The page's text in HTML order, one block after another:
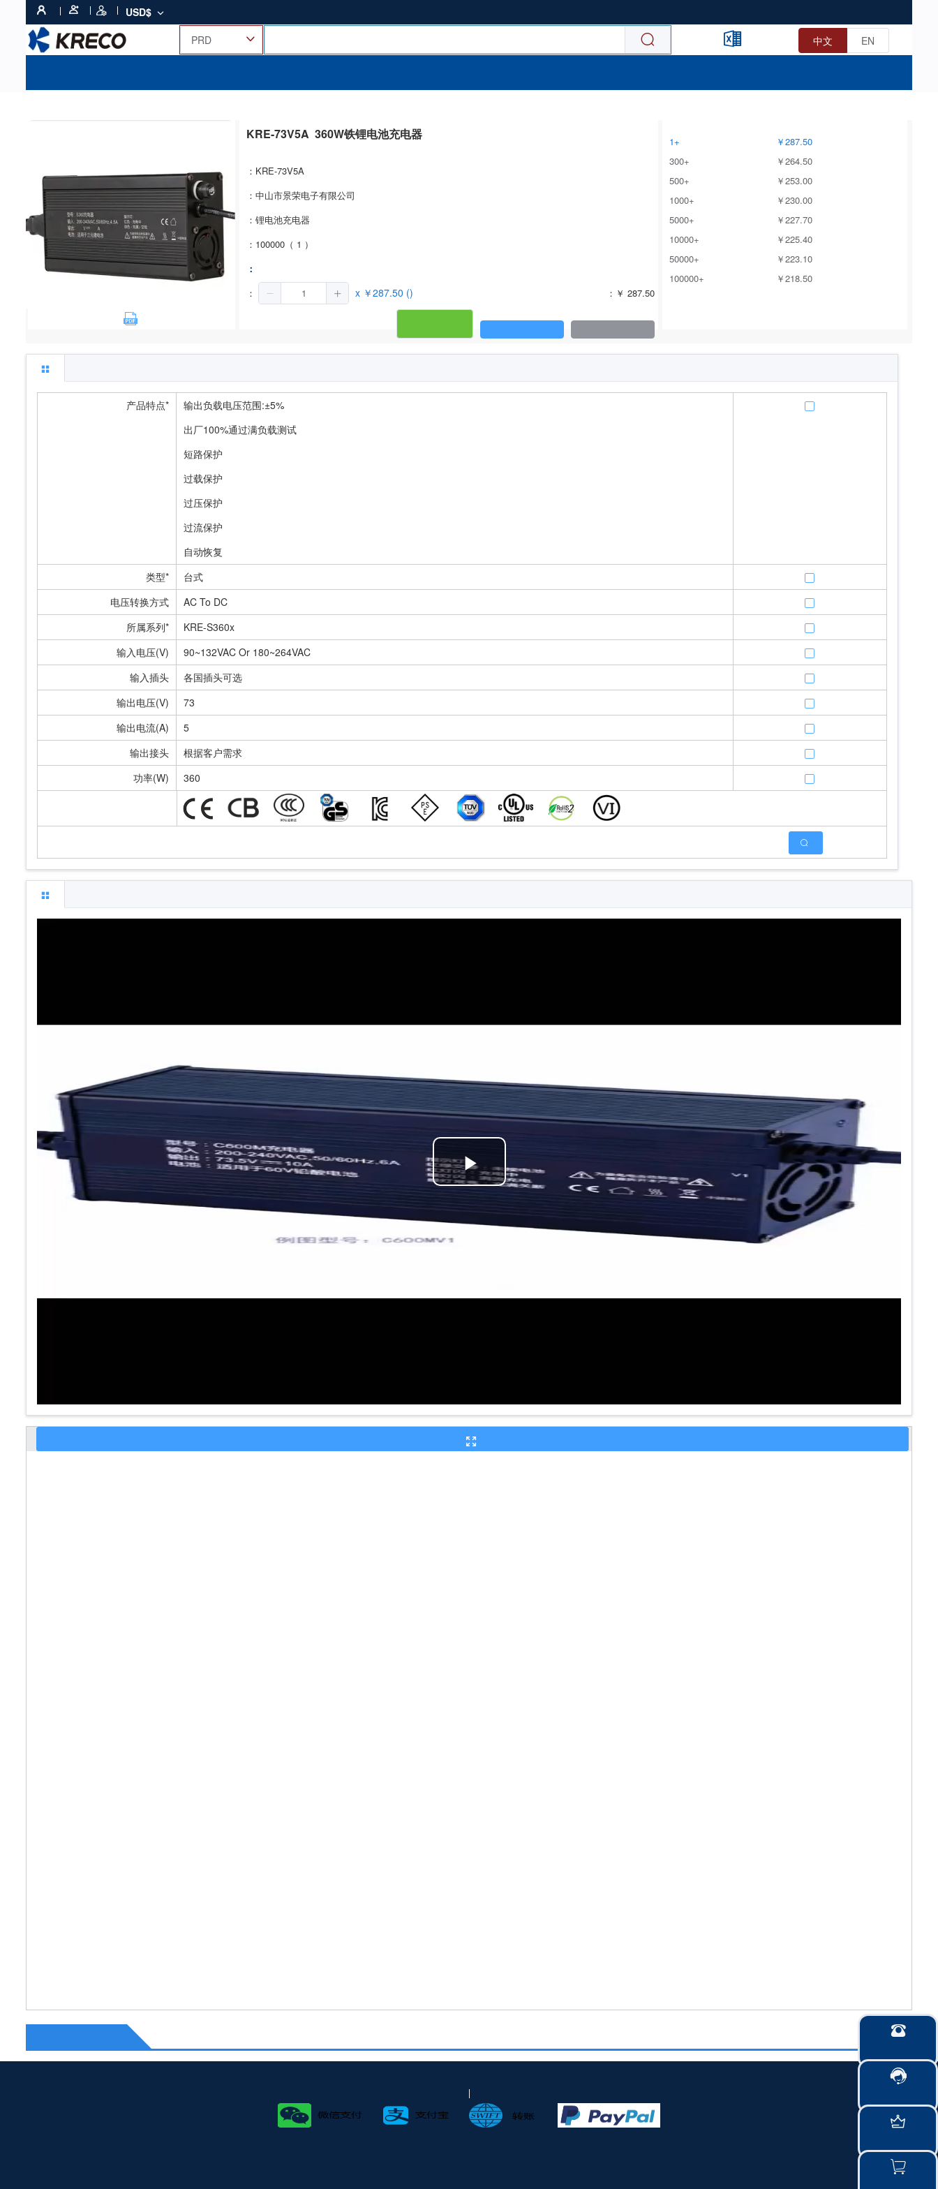
USD$
中文 EN
KRE-73V5A 360W铁锂电池充电器
：KRE-73V5A
：中山市景荣电子有限公司
：锂电池充电器
：100000（ 1 ）
：
：
x ￥287.50 () ：￥ 287.50
1+
￥287.50
300+
￥264.50
500+
￥253.00
1000+
￥230.00
5000+
￥227.70
10000+
￥225.40
50000+
￥223.10
100000+
￥218.50
产品特点*
输出负载电压范围:±5%
出厂100%通过满负载测试
短路保护
过载保护
过压保护
过流保护
自动恢复
类型*
台式
电压转换方式
AC To DC
所属系列*
KRE-S360x
输入电压(V)
90~132VAC Or 180~264VAC
输入插头
各国插头可选
输出电压(V)
73
输出电流(A)
5
输出接头
根据客户需求
功率(W)
360
Play
Video